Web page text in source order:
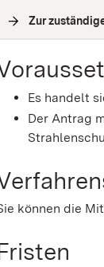
Zur
Es handelt
Der Antrag
können die